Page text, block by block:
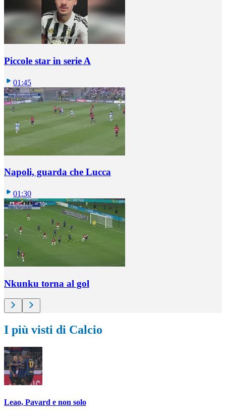
Piccole star in serie A
01:45
Napoli, guarda che Lucca
01:30
Nkunku torna al gol
I più visti di Calcio
Leao, Pavard e non solo